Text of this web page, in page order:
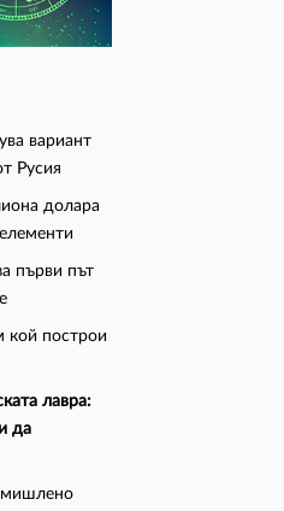
вариант
Русия
долара
първи път
кой построи
лавра:
да